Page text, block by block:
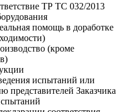
ТР ТС 032/2013
помощь в доработке
(кроме
испытаний или
представителей Заказчика